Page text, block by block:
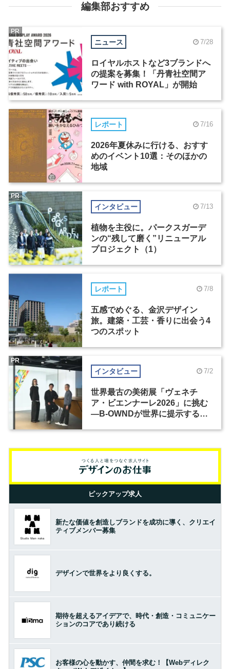
編集部おすすめ
ニュース 7/28
ロイヤルホストなど3ブランドへ
の提案を募集！「丹青社空間ア
ワード with ROYAL」が開始
PR
レポート 7/16
2026年夏休みに行ける、おすす
めのイベント10選：そのほかの
地域
インタビュー 7/13
植物を主役に。パークスガーデ
ンの“残して磨く”リニューアル
プロジェクト（1）
PR
レポート 7/8
五感でめぐる、金沢デザイン
旅。建築・工芸・香りに出会う4
つのスポット
インタビュー 7/2
世界最古の美術展「ヴェネチ
ア・ビエンナーレ2026」に挑む
―B-OWNDが世界に提示する美
PR
ピックアップ求人
新たな価値を創造しブランドを成功に導く、クリエイ
ティブメンバー募集
デザインで世界をより良くする。
期待を超えるアイデアで、時代・創造・コミュニケー
ションのコアであり続ける
お客様の心を動かす、仲間を求む！【Webディレク